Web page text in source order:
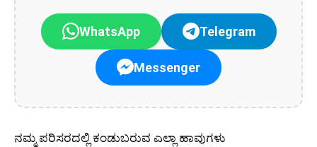
WhatsApp Telegram
Messenger
ನಮ್ಮ ಪರಿಸರದಲ್ಲಿ ಕಂಡುಬರುವ ಎಲ್ಲಾ ಹಾವುಗಳು